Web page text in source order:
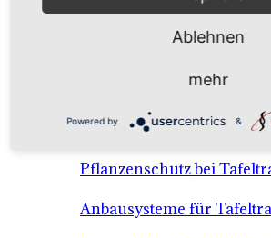
Anbausysteme & Recht
Tafeltrauben A-Z
Tafeltraubenanbau -
Voraussetzungen
Pflanzenschutz bei
Anbausysteme für
Ablehnen
mehr
Powered by &